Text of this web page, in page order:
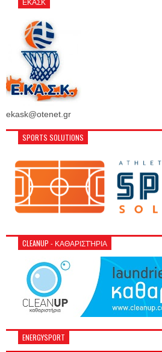
ekask@otenet.gr
SPORTS SOLUTIONS
CLEANUP - ΚΑΘΑΡΙΣΤΉΡΙΑ
ENERGYSPORT